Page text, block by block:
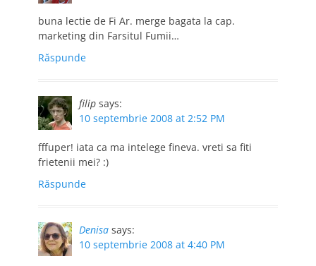
buna lectie de Fi Ar. merge bagata la cap.
marketing din Farsitul Fumii…
Răspunde
filip says:
10 septembrie 2008 at 2:52 PM
fffuper! iata ca ma intelege fineva. vreti sa fiti
frietenii mei? :)
Răspunde
Denisa says:
10 septembrie 2008 at 4:40 PM